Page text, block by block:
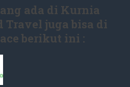
ada di Kurnia
Travel juga bisa di
berikut ini :